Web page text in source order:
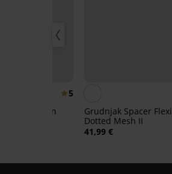
5
podstavljen
Grudnjak Spacer
Dotted Mesh II
41,99 €